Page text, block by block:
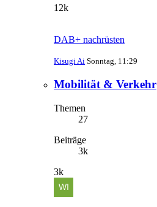
12k
DAB+ nachrüsten
Kisugi Ai Sonntag, 11:29
Mobilität & Verkehr
Themen
27
Beiträge
3k
3k